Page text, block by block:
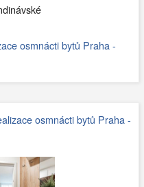
osmnácti bytů Praha -
osmnácti bytů Praha -